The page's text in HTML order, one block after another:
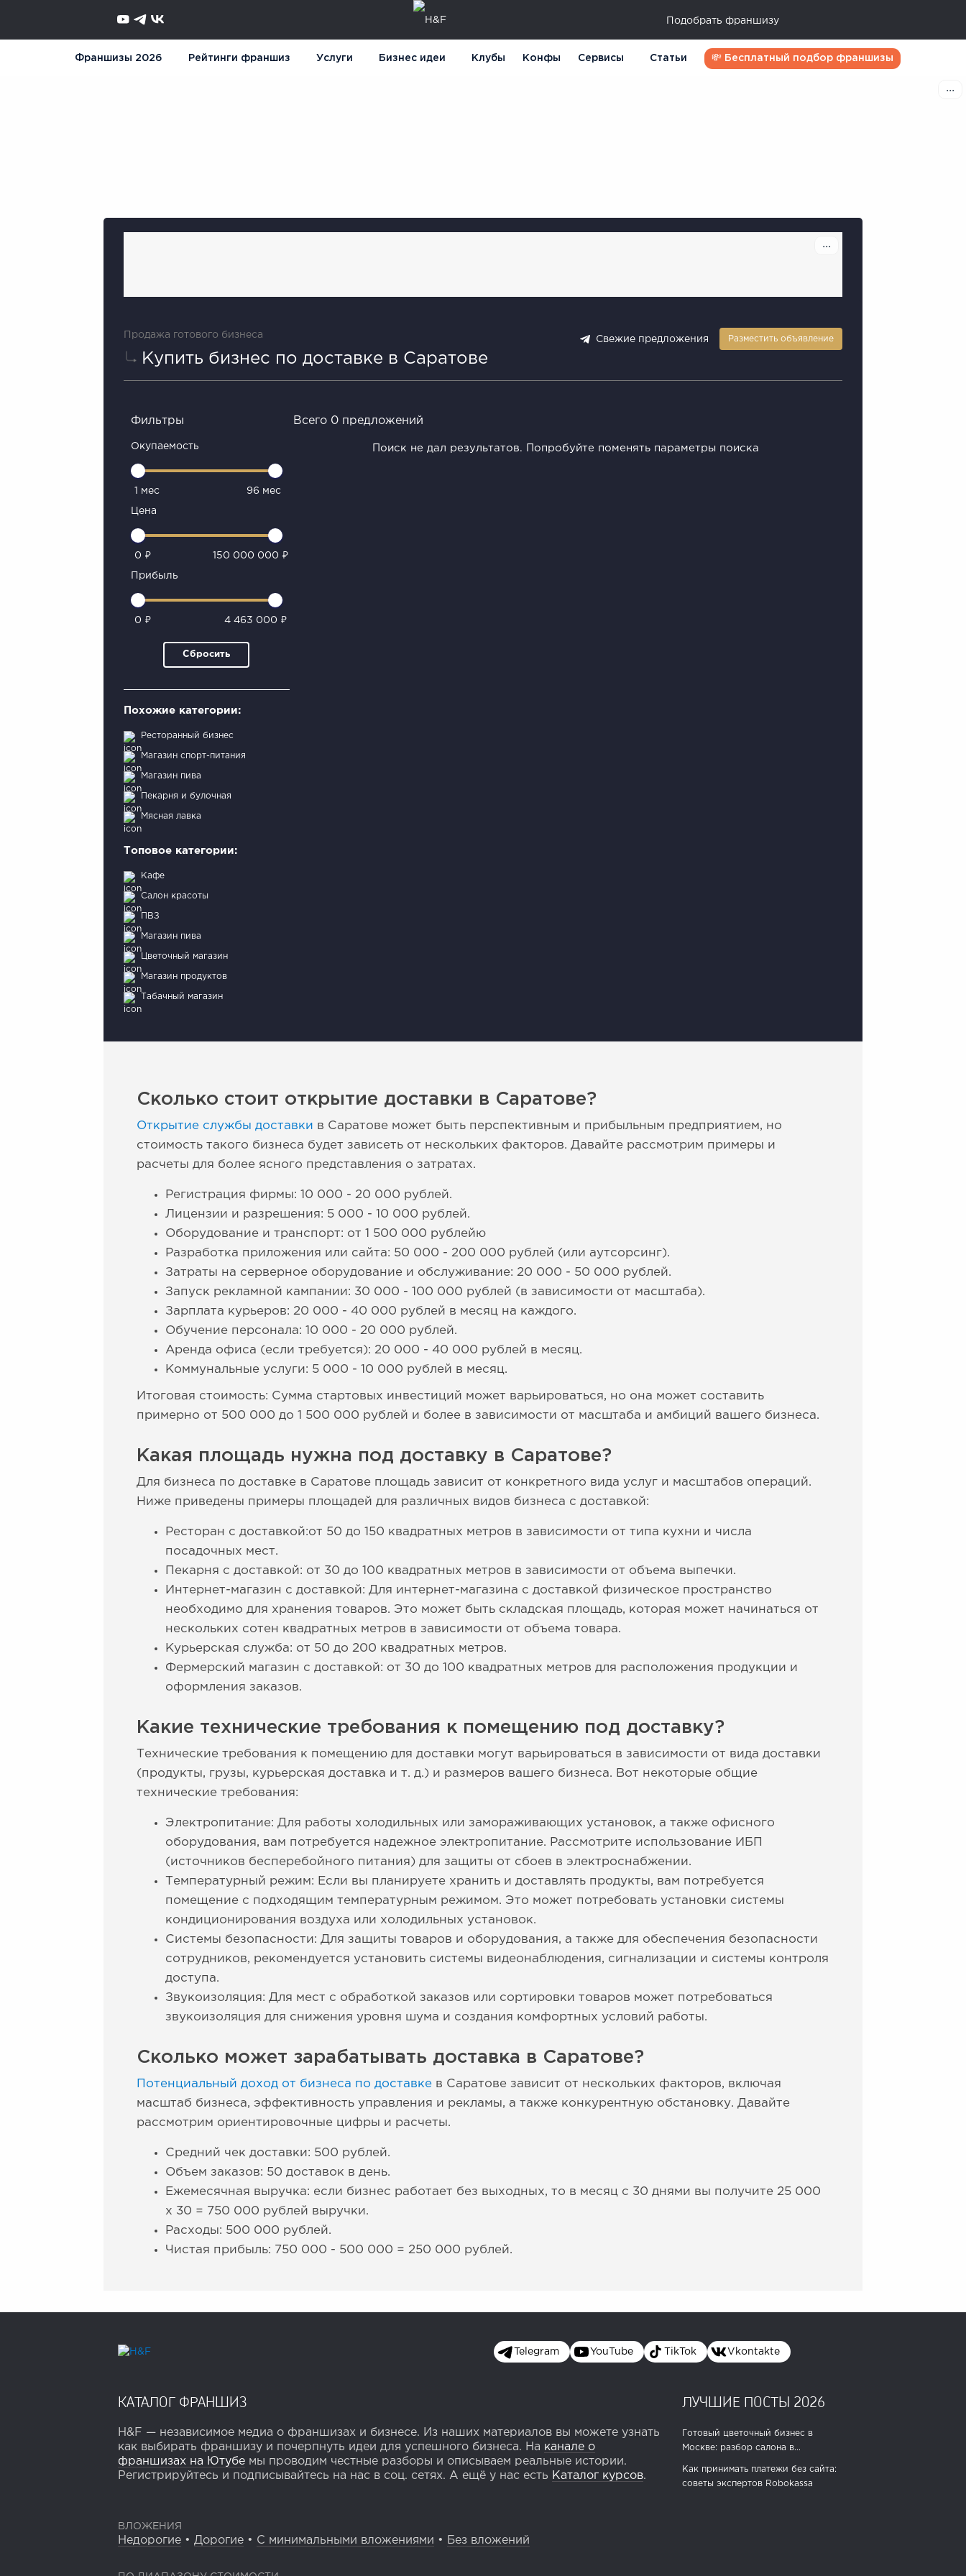
Подобрать франшизу
Франшизы 2026 Рейтинги франшиз Услуги Бизнес идеи Клубы Конфы Сервисы Статьи 💸 Бесплатный подбор франшизы
Продажа готового бизнеса
Купить бизнес по доставке в Саратове
Свежие предложения Разместить объявление
Фильтры
Окупаемость
1 мес 96 мес
Цена
0 ₽ 150 000 000 ₽
Прибыль
0 ₽ 4 463 000 ₽
Сбросить
Похожие категории:
Ресторанный бизнес
Магазин спорт-питания
Магазин пива
Пекарня и булочная
Мясная лавка
Топовое категории:
Кафе
Салон красоты
ПВЗ
Магазин пива
Цветочный магазин
Магазин продуктов
Табачный магазин
Всего 0 предложений
Поиск не дал результатов. Попробуйте поменять параметры поиска
Сколько стоит открытие доставки в Саратове?
Открытие службы доставки в Саратове может быть перспективным и прибыльным предприятием, но
стоимость такого бизнеса будет зависеть от нескольких факторов. Давайте рассмотрим примеры и
расчеты для более ясного представления о затратах.
Регистрация фирмы: 10 000 - 20 000 рублей.
Лицензии и разрешения: 5 000 - 10 000 рублей.
Оборудование и транспорт: от 1 500 000 рублейю
Разработка приложения или сайта: 50 000 - 200 000 рублей (или аутсорсинг).
Затраты на серверное оборудование и обслуживание: 20 000 - 50 000 рублей.
Запуск рекламной кампании: 30 000 - 100 000 рублей (в зависимости от масштаба).
Зарплата курьеров: 20 000 - 40 000 рублей в месяц на каждого.
Обучение персонала: 10 000 - 20 000 рублей.
Аренда офиса (если требуется): 20 000 - 40 000 рублей в месяц.
Коммунальные услуги: 5 000 - 10 000 рублей в месяц.
Итоговая стоимость: Сумма стартовых инвестиций может варьироваться, но она может составить
примерно от 500 000 до 1 500 000 рублей и более в зависимости от масштаба и амбиций вашего бизнеса.
Какая площадь нужна под доставку в Саратове?
Для бизнеса по доставке в Саратове площадь зависит от конкретного вида услуг и масштабов операций.
Ниже приведены примеры площадей для различных видов бизнеса с доставкой:
Ресторан с доставкой:от 50 до 150 квадратных метров в зависимости от типа кухни и числа
посадочных мест.
Пекарня с доставкой: от 30 до 100 квадратных метров в зависимости от объема выпечки.
Интернет-магазин с доставкой: Для интернет-магазина с доставкой физическое пространство
необходимо для хранения товаров. Это может быть складская площадь, которая может начинаться от
нескольких сотен квадратных метров в зависимости от объема товара.
Курьерская служба: от 50 до 200 квадратных метров.
Фермерский магазин с доставкой: от 30 до 100 квадратных метров для расположения продукции и
оформления заказов.
Какие технические требования к помещению под доставку?
Технические требования к помещению для доставки могут варьироваться в зависимости от вида доставки
(продукты, грузы, курьерская доставка и т. д.) и размеров вашего бизнеса. Вот некоторые общие
технические требования:
Электропитание: Для работы холодильных или замораживающих установок, а также офисного
оборудования, вам потребуется надежное электропитание. Рассмотрите использование ИБП
(источников бесперебойного питания) для защиты от сбоев в электроснабжении.
Температурный режим: Если вы планируете хранить и доставлять продукты, вам потребуется
помещение с подходящим температурным режимом. Это может потребовать установки системы
кондиционирования воздуха или холодильных установок.
Системы безопасности: Для защиты товаров и оборудования, а также для обеспечения безопасности
сотрудников, рекомендуется установить системы видеонаблюдения, сигнализации и системы контроля
доступа.
Звукоизоляция: Для мест с обработкой заказов или сортировки товаров может потребоваться
звукоизоляция для снижения уровня шума и создания комфортных условий работы.
Сколько может зарабатывать доставка в Саратове?
Потенциальный доход от бизнеса по доставке в Саратове зависит от нескольких факторов, включая
масштаб бизнеса, эффективность управления и рекламы, а также конкурентную обстановку. Давайте
рассмотрим ориентировочные цифры и расчеты.
Средний чек доставки: 500 рублей.
Объем заказов: 50 доставок в день.
Ежемесячная выручка: если бизнес работает без выходных, то в месяц с 30 днями вы получите 25 000
x 30 = 750 000 рублей выручки.
Расходы: 500 000 рублей.
Чистая прибыль: 750 000 - 500 000 = 250 000 рублей.
Telegram YouTube TikTok Vkontakte
КАТАЛОГ ФРАНШИЗ
H&F — независимое медиа о франшизах и бизнесе. Из наших материалов вы можете узнать
как выбирать франшизу и почерпнуть идеи для успешного бизнеса. На канале о
франшизах на Ютубе мы проводим честные разборы и описываем реальные истории.
Регистрируйтесь и подписывайтесь на нас в соц. сетях. А ещё у нас есть Каталог курсов.
ЛУЧШИЕ ПОСТЫ 2026
Готовый цветочный бизнес в
Москве: разбор салона в...
Как принимать платежи без сайта:
советы экспертов Robokassa
ВЛОЖЕНИЯ
Недорогие • Дорогие • С минимальными вложениями • Без вложений